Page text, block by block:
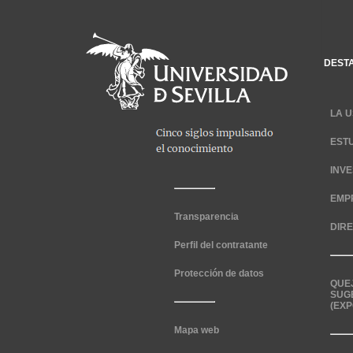
Transparencia
Perfil del contratante
Protección de datos
Mapa web
LA